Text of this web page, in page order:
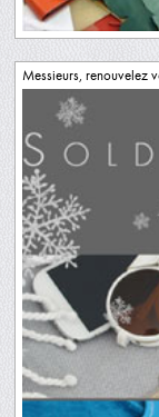
Messieurs, renouvelez